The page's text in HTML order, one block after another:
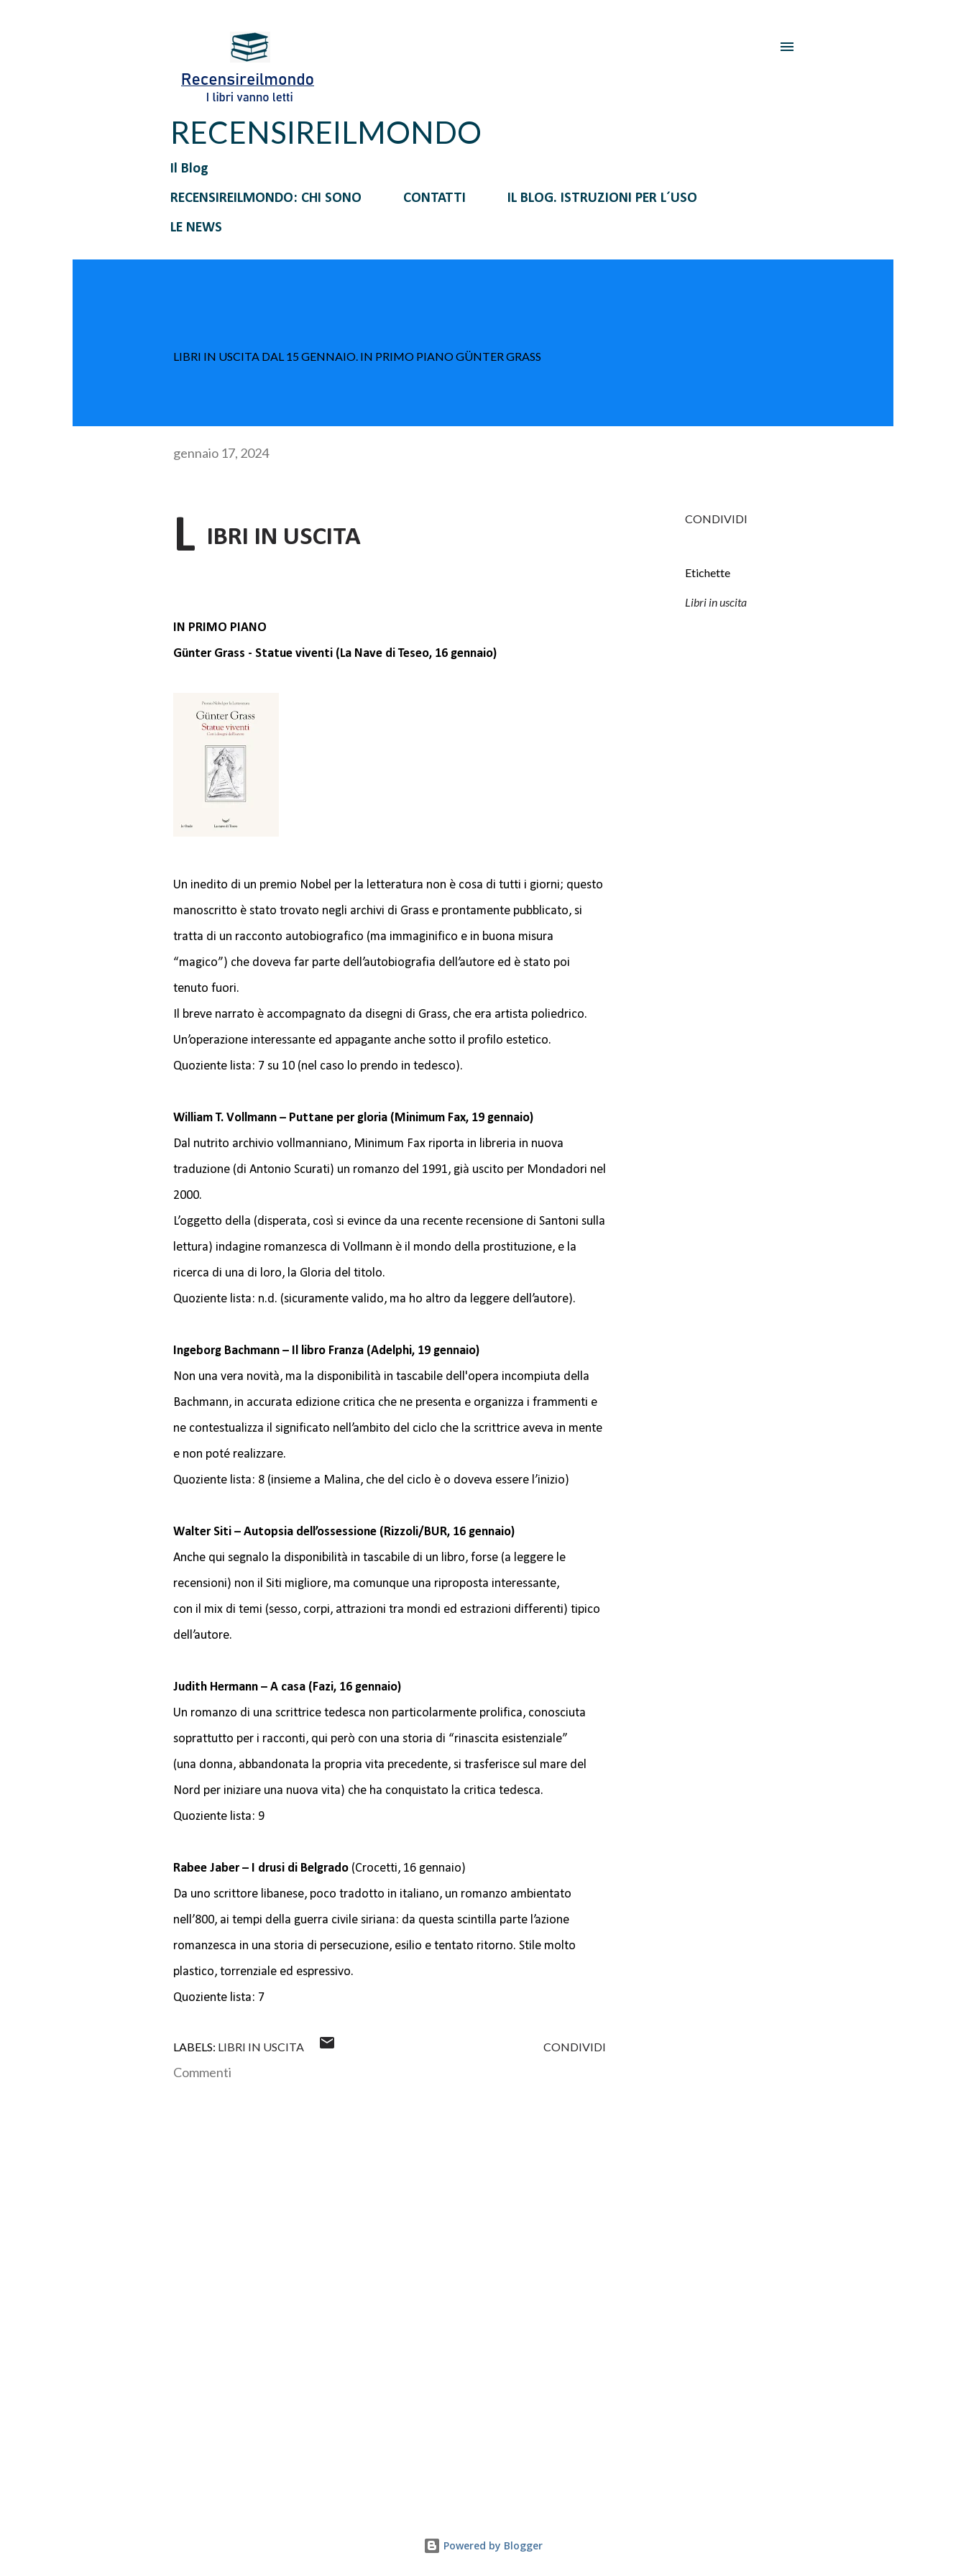
RECENSIREILMONDO
Il Blog
RECENSIREILMONDO: CHI SONO CONTATTI IL BLOG. ISTRUZIONI PER L´USO
LE NEWS
LIBRI IN USCITA DAL 15 GENNAIO. IN PRIMO PIANO GÜNTER GRASS
gennaio 17, 2024
L IBRI IN USCITA
IN PRIMO PIANO
Günter Grass - Statue viventi (La Nave di Teseo, 16 gennaio)
Un inedito di un premio Nobel per la letteratura non è cosa di tutti i giorni; questo
manoscritto è stato trovato negli archivi di Grass e prontamente pubblicato, si
tratta di un racconto autobiografico (ma immaginifico e in buona misura
“magico”) che doveva far parte dell’autobiografia dell’autore ed è stato poi
tenuto fuori.
Il breve narrato è accompagnato da disegni di Grass, che era artista poliedrico.
Un’operazione interessante ed appagante anche sotto il profilo estetico.
Quoziente lista: 7 su 10 (nel caso lo prendo in tedesco).
William T. Vollmann – Puttane per gloria (Minimum Fax, 19 gennaio)
Dal nutrito archivio vollmanniano, Minimum Fax riporta in libreria in nuova
traduzione (di Antonio Scurati) un romanzo del 1991, già uscito per Mondadori nel
2000.
L’oggetto della (disperata, così si evince da una recente recensione di Santoni sulla
lettura) indagine romanzesca di Vollmann è il mondo della prostituzione, e la
ricerca di una di loro, la Gloria del titolo.
Quoziente lista: n.d. (sicuramente valido, ma ho altro da leggere dell’autore).
Ingeborg Bachmann – Il libro Franza (Adelphi, 19 gennaio)
Non una vera novità, ma la disponibilità in tascabile dell'opera incompiuta della
Bachmann, in accurata edizione critica che ne presenta e organizza i frammenti e
ne contestualizza il significato nell’ambito del ciclo che la scrittrice aveva in mente
e non poté realizzare.
Quoziente lista: 8 (insieme a Malina, che del ciclo è o doveva essere l’inizio)
Walter Siti – Autopsia dell’ossessione (Rizzoli/BUR, 16 gennaio)
Anche qui segnalo la disponibilità in tascabile di un libro, forse (a leggere le
recensioni) non il Siti migliore, ma comunque una riproposta interessante,
con il mix di temi (sesso, corpi, attrazioni tra mondi ed estrazioni differenti) tipico
dell’autore.
Judith Hermann – A casa (Fazi, 16 gennaio)
Un romanzo di una scrittrice tedesca non particolarmente prolifica, conosciuta
soprattutto per i racconti, qui però con una storia di “rinascita esistenziale”
(una donna, abbandonata la propria vita precedente, si trasferisce sul mare del
Nord per iniziare una nuova vita) che ha conquistato la critica tedesca.
Quoziente lista: 9
Rabee Jaber – I drusi di Belgrado (Crocetti, 16 gennaio)
Da uno scrittore libanese, poco tradotto in italiano, un romanzo ambientato
nell’800, ai tempi della guerra civile siriana: da questa scintilla parte l’azione
romanzesca in una storia di persecuzione, esilio e tentato ritorno. Stile molto
plastico, torrenziale ed espressivo.
Quoziente lista: 7
CONDIVIDI
Etichette
Libri in uscita
LABELS: LIBRI IN USCITA CONDIVIDI
Commenti
Powered by Blogger